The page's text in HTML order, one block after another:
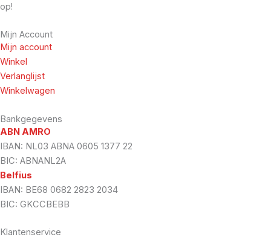
op!
Mijn Account
Mijn account
Winkel
Verlanglijst
Winkelwagen
Bankgegevens
ABN AMRO
IBAN: NL03 ABNA 0605 1377 22
BIC: ABNANL2A
Belfius
IBAN: BE68 0682 2823 2034
BIC: GKCCBEBB
Klantenservice